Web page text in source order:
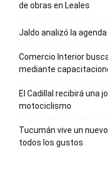
de obras en Leales
Jaldo analizó la
Comercio Interior
mediante
El Cadillal recibirá una
motociclismo
Tucumán vive un
todos los gustos